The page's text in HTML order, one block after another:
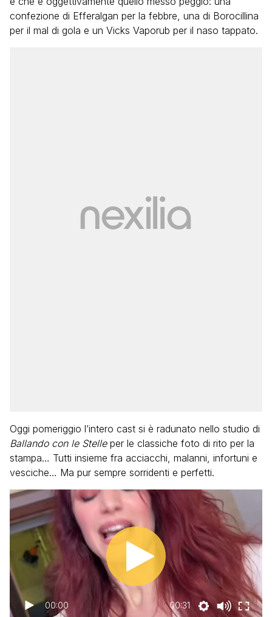
confezione di Efferalgan per la febbre, una di Borocillina
per il mal di gola e un Vicks Vaporub per il naso tappato.
Oggi pomeriggio l’intero cast si è radunato nello studio di
Ballando con le Stelleper le classiche foto di rito per la
stampa… Tutti insieme fra acciacchi, malanni, infortuni e
vesciche… Ma pur sempre sorridenti e perfetti.
00:00 00:31